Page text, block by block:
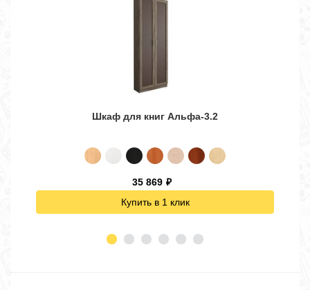
Шкаф для книг Альфа-3.2
35 869 ₽
Купить в 1 клик